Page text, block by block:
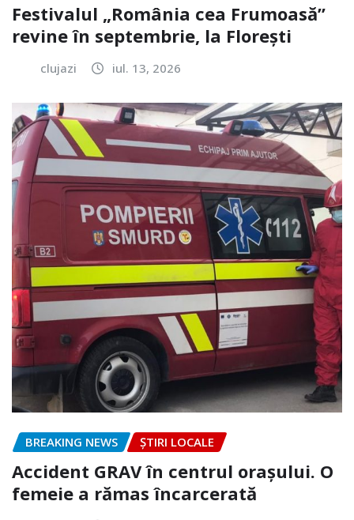
Festivalul „România cea Frumoasă”
revine în septembrie, la Florești
clujazi iul. 13, 2026
BREAKING NEWS ȘTIRI LOCALE
Accident GRAV în centrul orașului. O
femeie a rămas încarcerată